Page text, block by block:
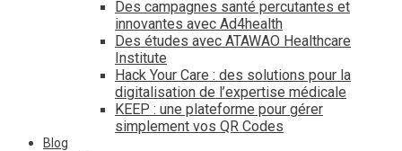
Des campagnes santé percutantes et
innovantes avec Ad4health
Des études avec ATAWAO Healthcare
Institute
Hack Your Care : des solutions pour la
digitalisation de l’expertise médicale
KEEP : une plateforme pour gérer
simplement vos QR Codes
Blog